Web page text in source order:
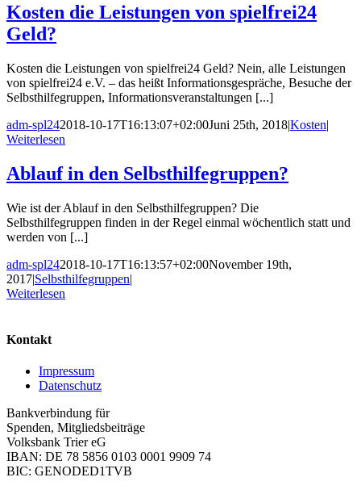
Kosten die Leistungen von spielfrei24
Geld?
Kosten die Leistungen von spielfrei24 Geld? Nein, alle Leistungen
von spielfrei24 e.V. – das heißt Informationsgespräche, Besuche der
Selbsthilfegruppen, Informationsveranstaltungen [...]
adm-spl242018-10-17T16:13:07+02:00Juni 25th, 2018|Kosten|
Weiterlesen
Ablauf in den Selbsthilfegruppen?
Wie ist der Ablauf in den Selbsthilfegruppen? Die
Selbsthilfegruppen finden in der Regel einmal wöchentlich statt und
werden von [...]
adm-spl242018-10-17T16:13:57+02:00November 19th,
2017|Selbsthilfegruppen|
Weiterlesen
Kontakt
Impressum
Datenschutz
Bankverbindung für
Spenden, Mitgliedsbeiträge
Volksbank Trier eG
IBAN: DE 78 5856 0103 0001 9909 74
BIC: GENODED1TVB